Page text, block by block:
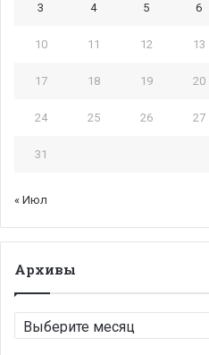
3 4 5 6
10 11 12 13
17 18 19 20
24 25 26 27
31
« Июл
Архивы
Архивы